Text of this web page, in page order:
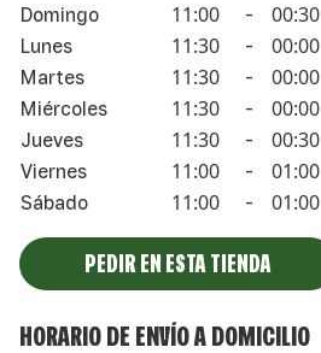
Domingo 11:00 - 00:30
Lunes 11:30 - 00:00
Martes 11:30 - 00:00
Miércoles 11:30 - 00:00
Jueves 11:30 - 00:30
Viernes 11:00 - 01:00
Sábado 11:00 - 01:00
PEDIR EN ESTA TIENDA
HORARIO DE ENVÍO A DOMICILIO